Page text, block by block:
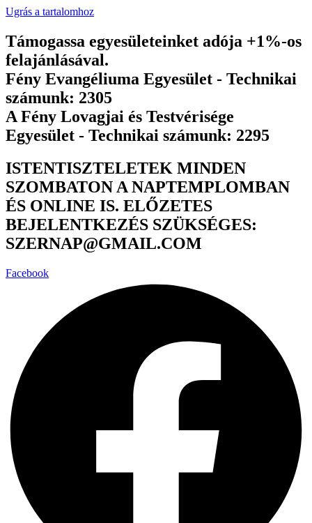
Ugrás a tartalomhoz
Támogassa egyesületeinket adója +1%-os
felajánlásával.
Fény Evangéliuma Egyesület - Technikai
számunk: 2305
A Fény Lovagjai és Testvérisége
Egyesület - Technikai számunk: 2295
ISTENTISZTELETEK MINDEN
SZOMBATON A NAPTEMPLOMBAN
ÉS ONLINE IS. ELŐZETES
BEJELENTKEZÉS SZÜKSÉGES:
SZERNAP@GMAIL.COM
Facebook